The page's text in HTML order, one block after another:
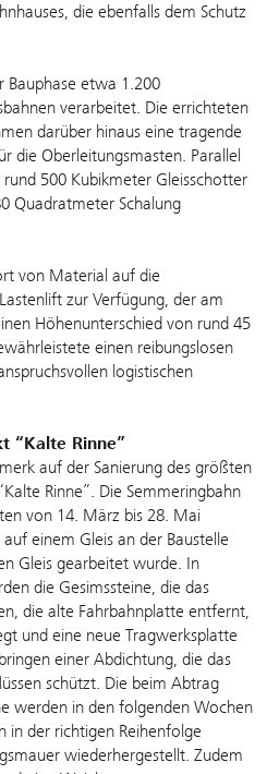
die ebenfalls dem Schutz
Bauphase etwa 1.200
verarbeitet. Die errichteten
darüber hinaus eine tragende
die Oberleitungsmasten. Parallel
500 Kubikmeter Gleisschotter
Quadratmeter Schalung
von Material auf die
zur Verfügung, der am
Höhenunterschied von rund 45
einen reibungslosen
logistischen
“Kalte Rinne”
auf der Sanierung des größten
Rinne”. Die Semmeringbahn
von 14. März bis 28. Mai
einem Gleis an der Baustelle
Gleis gearbeitet wurde. In
die Gesimssteine, die das
die alte Fahrbahnplatte entfernt,
und eine neue Tragwerksplatte
einer Abdichtung, die das
schützt. Die beim Abtrag
werden in den folgenden Wochen
in der richtigen Reihenfolge
wiederhergestellt. Zudem